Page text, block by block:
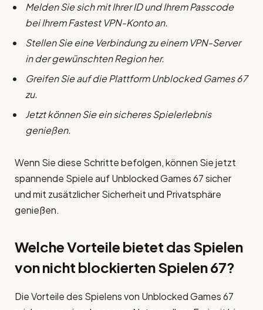
Melden Sie sich mit Ihrer ID und Ihrem Passcode
bei Ihrem Fastest VPN-Konto an.
Stellen Sie eine Verbindung zu einem VPN-Server
in der gewünschten Region her.
Greifen Sie auf die Plattform Unblocked Games 67
zu.
Jetzt können Sie ein sicheres Spielerlebnis
genießen.
Wenn Sie diese Schritte befolgen, können Sie jetzt
spannende Spiele auf Unblocked Games 67 sicher
und mit zusätzlicher Sicherheit und Privatsphäre
genießen.
Welche Vorteile bietet das Spielen
von nicht blockierten Spielen 67?
Die Vorteile des Spielens von Unblocked Games 67